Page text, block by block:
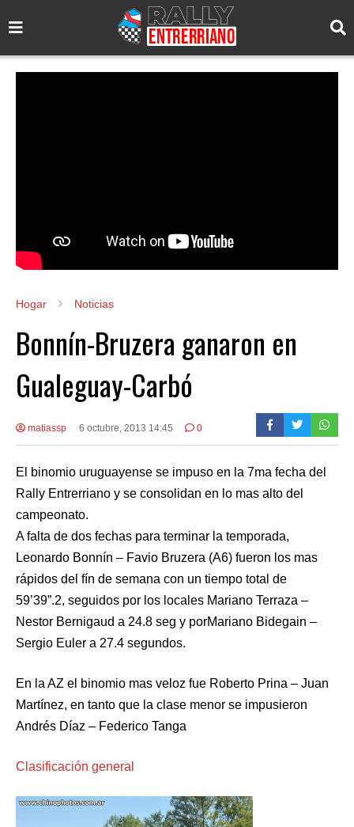
Hogar Noticias
Bonnín-Bruzera ganaron en
Gualeguay-Carbó
matiassp 6 octubre, 2013 14:45 0
El binomio uruguayense se impuso en la 7ma fecha del
Rally Entrerriano y se consolidan en lo mas alto del
campeonato.
A falta de dos fechas para terminar la temporada,
Leonardo Bonnín – Favio Bruzera (A6) fueron los mas
rápidos del fín de semana con un tiempo total de
59’39”.2, seguidos por los locales Mariano Terraza –
Nestor Bernigaud a 24.8 seg y porMariano Bidegain –
Sergio Euler a 27.4 segundos.
En la AZ el binomio mas veloz fue Roberto Prina – Juan
Martínez, en tanto que la clase menor se impusieron
Andrés Díaz – Federico Tanga
Clasificación general